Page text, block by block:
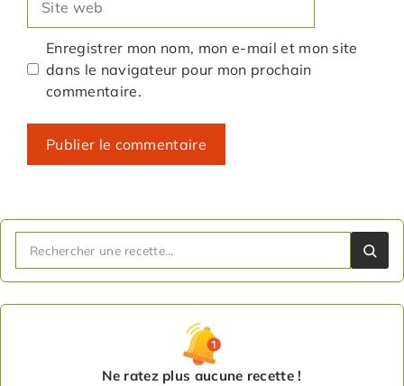
web
Enregistrer mon nom, mon e-mail et mon site
dans le navigateur pour mon prochain
commentaire.
Ne ratez plus aucune recette !